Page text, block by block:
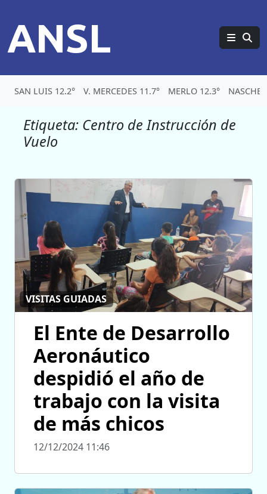
ANSL
SAN LUIS 12.2° V. MERCEDES 11.7° MERLO 12.3°
Etiqueta: Centro de Instrucción de
Vuelo
VISITAS GUIADAS
El Ente de Desarrollo
Aeronáutico
despidió el año de
trabajo con la visita
de más chicos
12/12/2024 11:46